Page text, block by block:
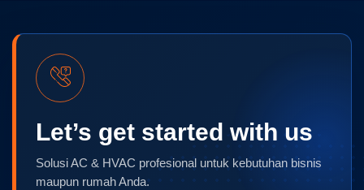
Let’s get started with us
Solusi AC & HVAC profesional untuk kebutuhan bisnis
maupun rumah Anda.